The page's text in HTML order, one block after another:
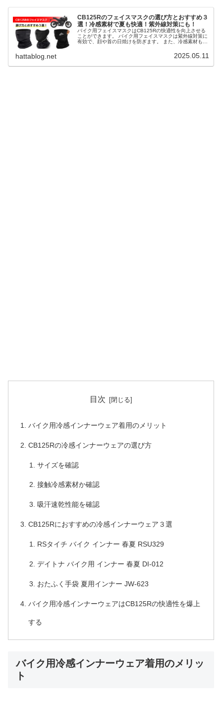
CB125Rのフェイスマスクの選び方とおすすめ３
選！冷感素材で夏も快適！紫外線対策にも！
バイク用フェイスマスクはCB125Rの快適性を向上させる
ことができます。 バイク用フェイスマスクは紫外線対策に
有効で、顔や首の日焼けを防ぎます。 また、冷感素材も多
に保つことができます。 そこで、CB125Rのフェイスマス
hattablog.net 2025.05.11
目次
バイク用冷感インナーウェア着用のメリット
CB125Rの冷感インナーウェアの選び方
サイズを確認
接触冷感素材か確認
吸汗速乾性能を確認
CB125Rにおすすめの冷感インナーウェア３選
RSタイチ バイク インナー 春夏 RSU329
デイトナ バイク用 インナー 春夏 DI-012
おたふく手袋 夏用インナー JW-623
バイク用冷感インナーウェアはCB125Rの快適性を爆上
する
バイク用冷感インナーウェア着用のメリッ
ト